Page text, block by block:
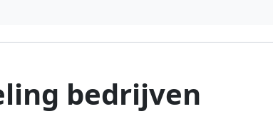
bedrijven